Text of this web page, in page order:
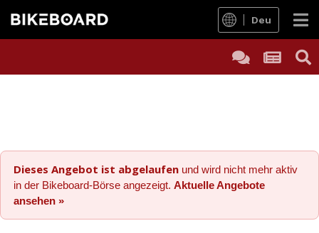
Deu
Dieses Angebot ist abgelaufen und wird nicht mehr aktiv
in der Bikeboard-Börse angezeigt. Aktuelle Angebote
ansehen »